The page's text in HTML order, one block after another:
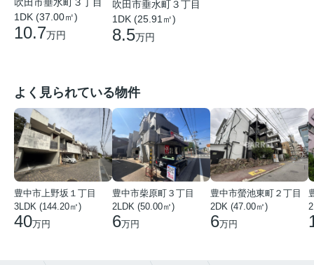
1DK (37.00㎡)
10.7万円
吹田市垂水町３丁目
1DK (25.91㎡)
8.5万円
よく見られている物件
豊中市上野坂１丁目
3LDK (144.20㎡)
40万円
豊中市柴原町３丁目
2LDK (50.00㎡)
6万円
豊中市螢池東町２丁目
2DK (47.00㎡)
6万円